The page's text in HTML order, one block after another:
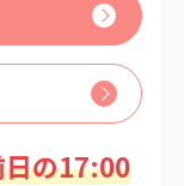
の17:00